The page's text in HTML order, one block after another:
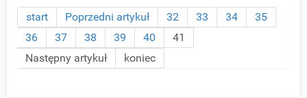
start Poprzedni artykuł 32 33 34
35
36
37 38 39 40
41
Następny artykuł
koniec